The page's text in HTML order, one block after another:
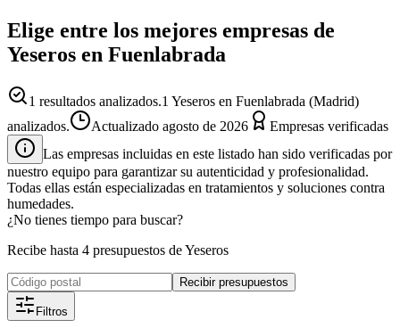
Elige entre los mejores empresas de
Yeseros en Fuenlabrada
1 resultados analizados.1 Yeseros en Fuenlabrada (Madrid)
analizados.
Actualizado agosto de 2026
Empresas verificadas
Las empresas incluidas en este listado han sido verificadas por
nuestro equipo para garantizar su autenticidad y profesionalidad.
Todas ellas están especializadas en tratamientos y soluciones contra
humedades.
¿No tienes tiempo para buscar?
Recibe hasta 4 presupuestos de Yeseros
Recibir presupuestos
Filtros